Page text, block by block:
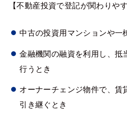
【不動産投資で登記が関わりや
中古の投資用マンションや一
金融機関の融資を利用し、抵
行うとき
オーナーチェンジ物件で、賃
引き継ぐとき